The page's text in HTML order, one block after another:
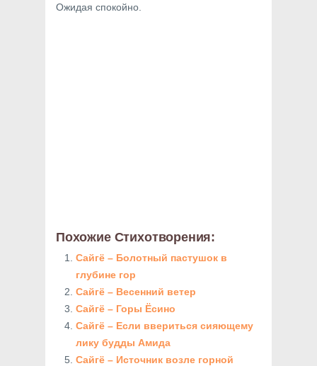
Ожидая спокойно.
Похожие Стихотворения:
Сайгё – Болотный пастушок в
глубине гор
Сайгё – Весенний ветер
Сайгё – Горы Ёсино
Сайгё – Если ввериться сияющему
лику будды Амида
Сайгё – Источник возле горной